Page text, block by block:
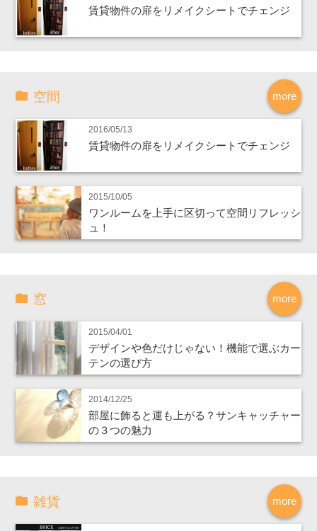
賃貸物件の扉をリメイクシートでチェンジ
more
空間
2016/05/13
賃貸物件の扉をリメイクシートでチェンジ
2015/10/05
ワンルームを上手に区切って空間リフレッシ
ュ！
more
窓
2015/04/01
デザインや色だけじゃない！機能で選ぶカー
テンの選び方
2014/12/25
部屋に飾ると運も上がる？サンキャッチャー
の３つの魅力
more
雑貨